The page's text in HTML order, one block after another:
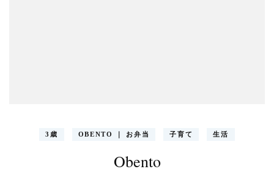
3歳 OBENTO ｜ お弁当 子育て 生活
Obento